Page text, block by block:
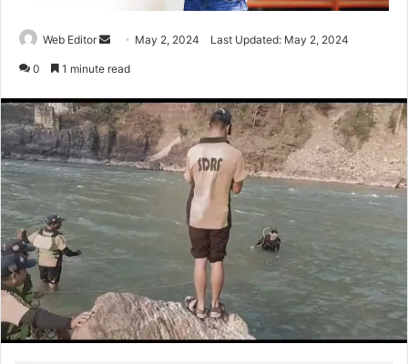
Web Editor
d
a
n
e
m
a
i
l
May 2, 2024 Last Updated: May 2, 2024
0 1 minute read